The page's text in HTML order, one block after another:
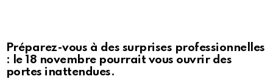
Préparez-vous à des surprises professionnelles
: le 18 novembre pourrait vous ouvrir des
portes inattendues.